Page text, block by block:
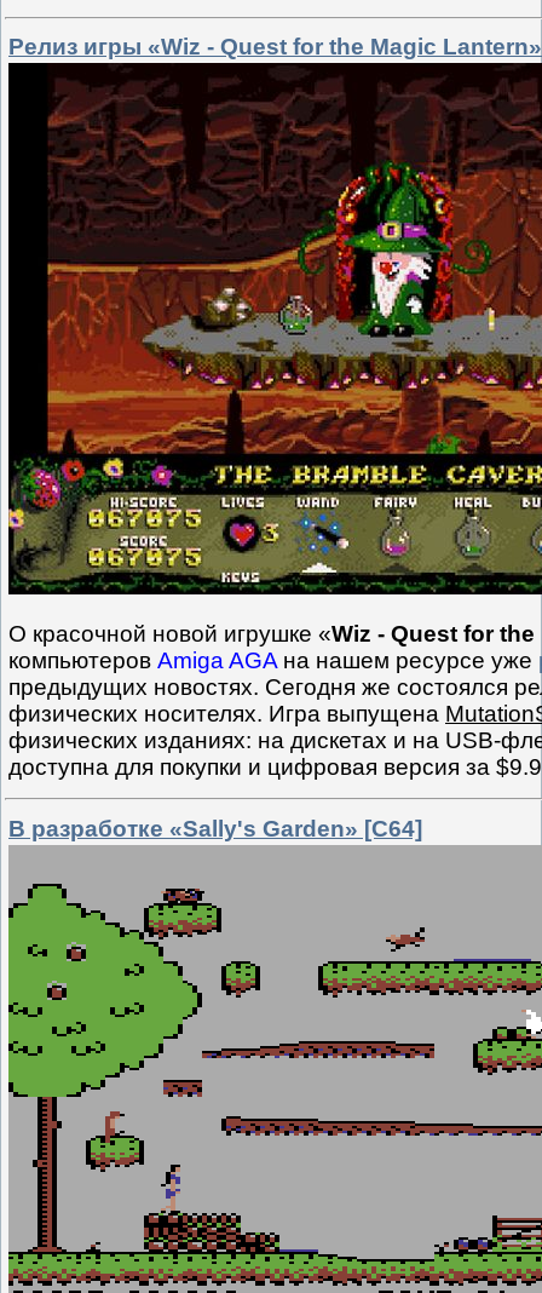
Релиз игры «Wiz - Quest for the Magic
О красочной новой игрушке «Wiz - Quest for
компьютеров Amiga AGA на нашем ресурсе уже
предыдущих новостях. Сегодня же состоялся
физических носителях. Игра выпущена
физических изданиях: на дискетах и на USB-
доступна для покупки и цифровая версия за
В разработке «Sally's Garden» [C64]